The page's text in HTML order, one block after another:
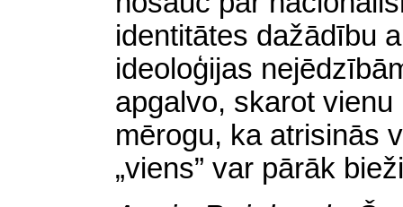
identitātes dažādību
ideoloģijas
apgalvo, skarot
mērogu, ka atrisinās
„viens” var pārāk